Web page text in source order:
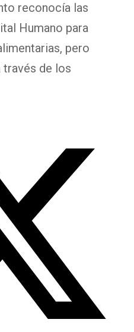
reconocía las
Humano para
pero
través de los